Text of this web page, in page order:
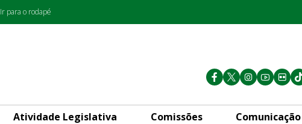
Ir para o rodapé
Atividade Legislativa Comissões Comunicação